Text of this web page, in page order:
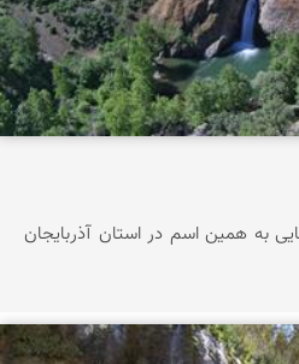
به همین اسم در استان آذربایجان